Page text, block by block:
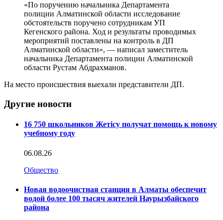
«По поручению начальника Департамента
полиции Алматинской области исследование
обстоятельств поручено сотрудникам УП
Кегенского района. Ход и результаты проводимых
мероприятий поставлены на контроль в ДП
Алматинской области», — написал заместитель
начальника Департамента полиции Алматинской
области Рустам Абдрахманов.
На место происшествия выехали представители ДП.
Другие новости
16 750 школьников Жетісу получат помощь к новому
учебному году
06.08.26
Общество
Новая водоочистная станция в Алматы обеспечит
водой более 100 тысяч жителей Наурызбайского
района